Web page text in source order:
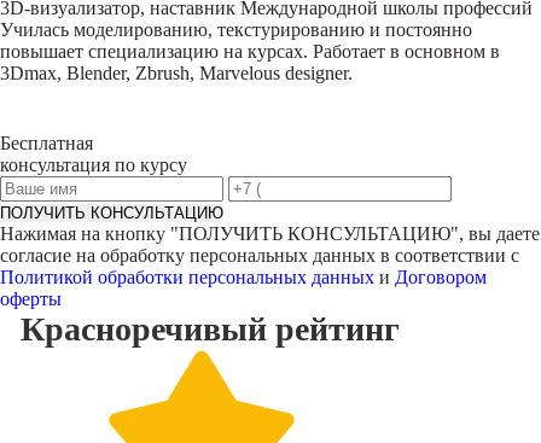
3D-визуализатор, наставник Международной школы профессий
Училась моделированию, текстурированию и постоянно
повышает специализацию на курсах. Работает в основном в
3Dmax, Blender, Zbrush, Marvelous designer.
Бесплатная
консультация по курсу
ПОЛУЧИТЬ КОНСУЛЬТАЦИЮ
Нажимая на кнопку "ПОЛУЧИТЬ КОНСУЛЬТАЦИЮ", вы даете
согласие на обработку персональных данных в соответствии с
Политикой обработки персональных данных и Договором
оферты
Красноречивый рейтинг